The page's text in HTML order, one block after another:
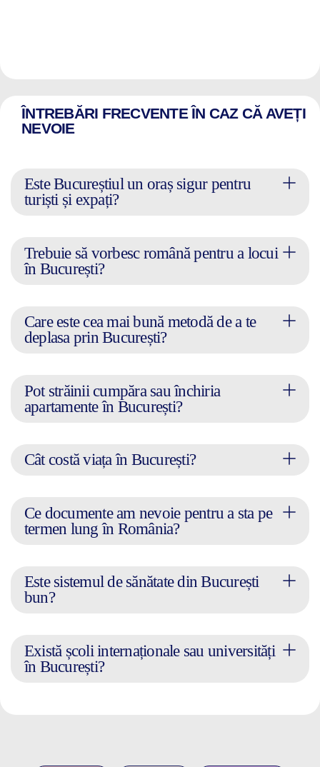
ÎNTREBĂRI FRECVENTE ÎN CAZ CĂ AVEȚI
NEVOIE
Este Bucureștiul un oraș sigur pentru
turiști și expați?
Trebuie să vorbesc română pentru a locui
în București?
Care este cea mai bună metodă de a te
deplasa prin București?
Pot străinii cumpăra sau închiria
apartamente în București?
Cât costă viața în București?
Ce documente am nevoie pentru a sta pe
termen lung în România?
Este sistemul de sănătate din București
bun?
Există școli internaționale sau universități
în București?